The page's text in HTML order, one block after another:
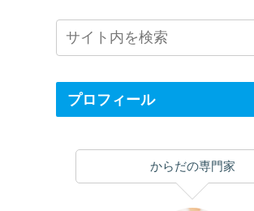
プロフィール
からだの専門家